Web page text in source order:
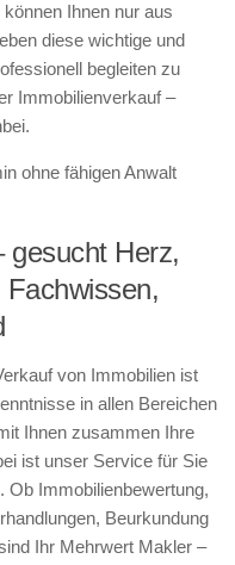
Ihnen nur aus
diese wichtige und
begleiten zu
Immobilienverkauf –
ohne fähigen Anwalt
gesucht Herz,
von Immobilien ist
in allen Bereichen
Ihnen zusammen Ihre
ist unser Service für Sie
Ob Immobilienbewertung,
Beurkundung
Ihr Mehrwert Makler –